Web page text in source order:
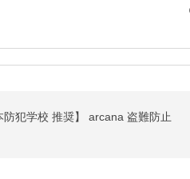
犯学校 推奨】 arcana 盗難防止